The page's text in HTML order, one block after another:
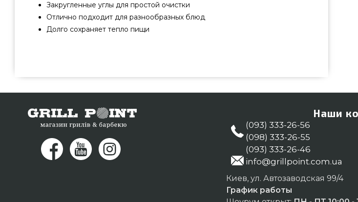
Закругленные углы для простой очистки
Отлично подходит для разнообразных блюд
Долго сохраняет тепло пищи
grillpoint.com.ua Самые лучшие предложения на Для выпечки & Пиццы в интернет
каталоге grillpoint.com.ua Наберите прямо сейчас нашим консультантам на номер
Ужгород
Наши
(093) 333-26-56
(098) 333-26-55
(093) 333-26-46
info@grillpoint.com.ua
Киев, ул. Автозаводская 99/4
График работы